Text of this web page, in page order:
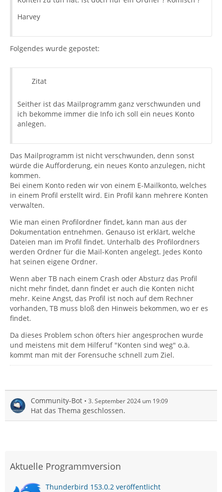
Harvey
Folgendes wurde gepostet:
Zitat
Seither ist das Mailprogramm ganz verschwunden und
ich bekomme immer die Info ich soll ein neues Konto
anlegen.
Das Mailprogramm ist nicht verschwunden, denn sonst
würde die Aufforderung, ein neues Konto anzulegen, nicht
kommen.
Bei einem Konto reden wir von einem E-Mailkonto, welches
in einem Profil erstellt wird. Ein Profil kann mehrere Konten
verwalten.
Wie man einen Profilordner findet, kann man aus der
Dokumentation entnehmen. Genauso ist erklärt, welche
Dateien man im Profil findet. Unterhalb des Profilordners
werden Ordner für die Mail-Konten angelegt. Jedes Konto
hat seinen eigene Ordner.
Wenn aber TB nach einem Crash oder Absturz das Profil
nicht mehr findet, dann findet er auch die Konten nicht
mehr. Keine Angst, das Profil ist noch auf dem Rechner
vorhanden, TB muss bloß den Hinweis bekommen, wo er es
findet.
Da dieses Problem schon öfters hier angesprochen wurde
und meistens mit dem Hilferuf "Konten sind weg" o.ä.
kommt man mit der Forensuche schnell zum Ziel.
Community-Bot 3. September 2024 um 19:09
Hat das Thema geschlossen.
Aktuelle Programmversion
Thunderbird 153.0.2 veröffentlicht